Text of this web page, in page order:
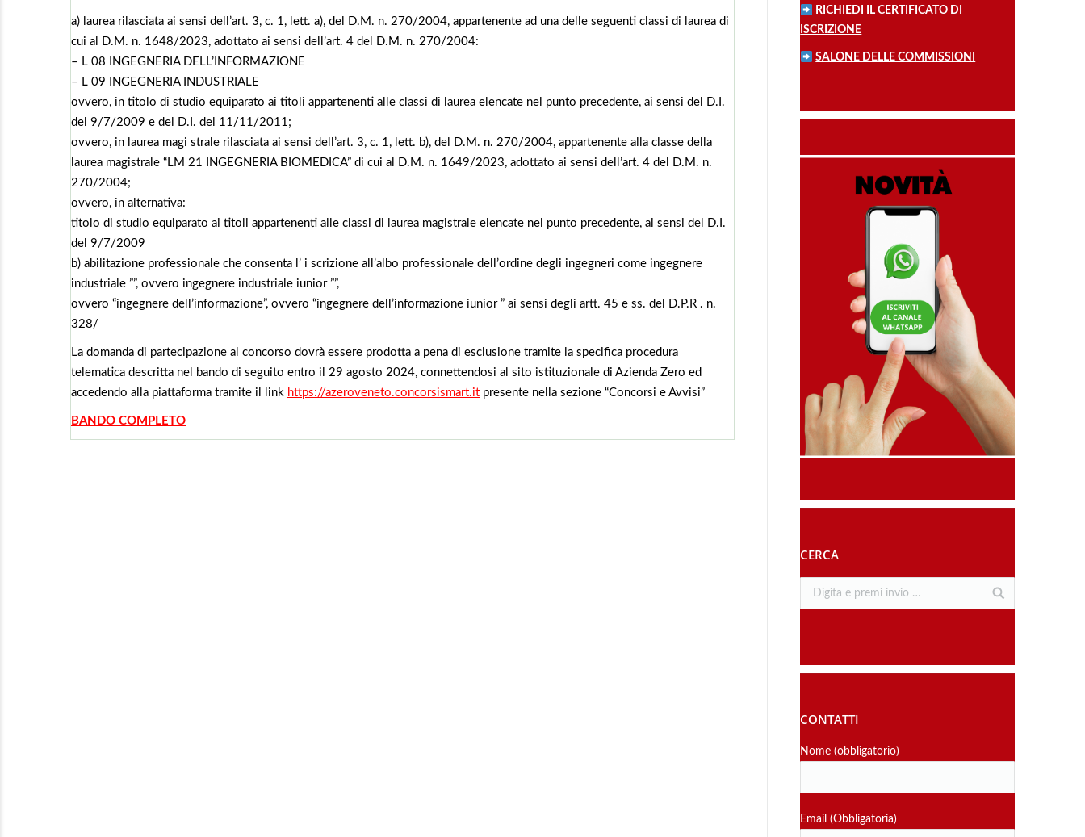
a) laurea rilasciata ai sensi dell’art. 3, c. 1, lett. a), del D.M. n. 270/2004, appartenente ad una delle seguenti classi di laurea di
cui al D.M. n. 1648/2023, adottato ai sensi dell’art. 4 del D.M. n. 270/2004:
– L 08 INGEGNERIA DELL’INFORMAZIONE
– L 09 INGEGNERIA INDUSTRIALE
ovvero, in titolo di studio equiparato ai titoli appartenenti alle classi di laurea elencate nel punto precedente, ai sensi del D.I.
del 9/7/2009 e del D.I. del 11/11/2011;
ovvero, in laurea magi strale rilasciata ai sensi dell’art. 3, c. 1, lett. b), del D.M. n. 270/2004, appartenente alla classe della
laurea magistrale “LM 21 INGEGNERIA BIOMEDICA” di cui al D.M. n. 1649/2023, adottato ai sensi dell’art. 4 del D.M. n.
270/2004;
ovvero, in alternativa:
titolo di studio equiparato ai titoli appartenenti alle classi di laurea magistrale elencate nel punto precedente, ai sensi del D.I.
del 9/7/2009
b) abilitazione professionale che consenta l’ i scrizione all’albo professionale dell’ordine degli ingegneri come ingegnere
industriale ””, ovvero ingegnere industriale iunior ””,
ovvero “ingegnere dell’informazione”, ovvero “ingegnere dell’informazione iunior ” ai sensi degli artt. 45 e ss. del D.P.R . n.
328/
La domanda di partecipazione al concorso dovrà essere prodotta a pena di esclusione tramite la specifica procedura
telematica descritta nel bando di seguito entro il 29 agosto 2024, connettendosi al sito istituzionale di Azienda Zero ed
accedendo alla piattaforma tramite il link https://azeroveneto.concorsismart.it presente nella sezione “Concorsi e Avvisi”
BANDO COMPLETO
RICHIEDI IL CERTIFICATO DI
ISCRIZIONE
SALONE DELLE COMMISSIONI
CERCA
CONTATTI
Nome (obbligatorio)
Email (Obbligatoria)